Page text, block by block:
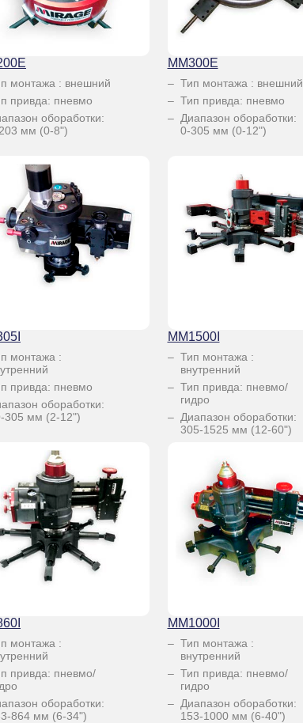
монтажа : внешний
привда: пневмо
обоработки:
мм (0-8")
MM300E
Тип монтажа : внешний
Тип привда: пневмо
Диапазон обоработки:
0-305 мм (0-12")
монтажа :
привда: пневмо
обоработки:
305 мм (2-12")
MM1500I
Тип монтажа :
внутренний
Тип привда: пневмо/
гидро
Диапазон обоработки:
305-1525 мм (12-60")
монтажа :
привда: пневмо/
обоработки:
864 мм (6-34")
MM1000I
Тип монтажа :
внутренний
Тип привда: пневмо/
гидро
Диапазон обоработки:
153-1000 мм (6-40")